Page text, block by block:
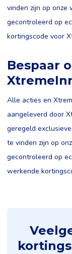
vinden zijn op
gecontroleerd op
kortingscode voor
Bespaar
Alle acties en
aangeleverd door
geregeld
te vinden zijn op
gecontroleerd op
werkende